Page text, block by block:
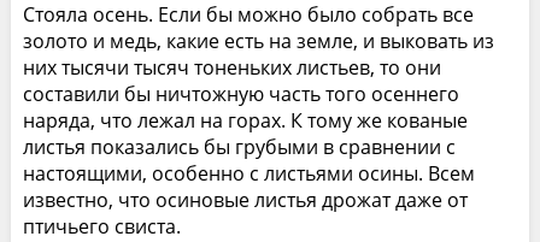
Стояла осень. Если бы можно было собрать все
золото и медь, какие есть на земле, и выковать из
них тысячи тысяч тоненьких листьев, то они
составили бы ничтожную часть того осеннего
наряда, что лежал на горах. К тому же кованые
листья показались бы грубыми в сравнении с
настоящими, особенно с листьями осины. Всем
известно, что осиновые листья дрожат даже от
птичьего свиста.